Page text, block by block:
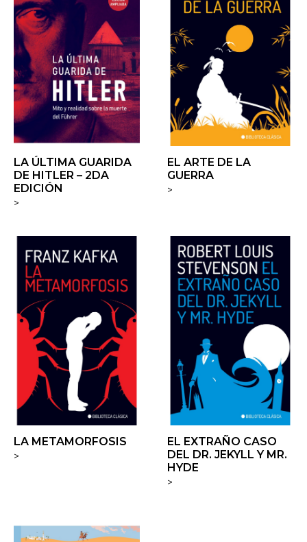
LA ÚLTIMA GUARIDA
DE HITLER – 2DA
EDICIÓN
>
EL ARTE DE LA
GUERRA
>
LA METAMORFOSIS
>
EL EXTRAÑO CASO
DEL DR. JEKYLL Y MR.
HYDE
>